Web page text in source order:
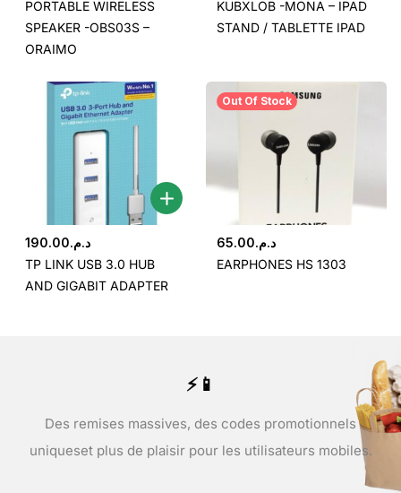
PORTABLE WIRELESS
SPEAKER -OBS03S –
ORAIMO
KUBXLOB -MONA – IPAD
STAND / TABLETTE IPAD
د.م.190.00
TP LINK USB 3.0 HUB
AND GIGABIT ADAPTER
Out Of Stock
د.م.65.00
EARPHONES HS 1303
⚡📱
Des remises massives, des codes promotionnels
uniqueset plus de plaisir pour les utilisateurs mobiles.